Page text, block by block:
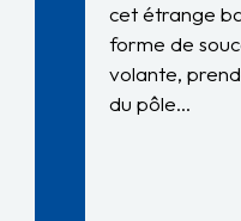
cet étrange
forme de
volante,
du pôle…